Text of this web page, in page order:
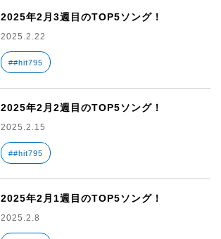
2025年2月3週目のTOP5ソング！
2025.2.22
##hit795
2025年2月2週目のTOP5ソング！
2025.2.15
##hit795
2025年2月1週目のTOP5ソング！
2025.2.8